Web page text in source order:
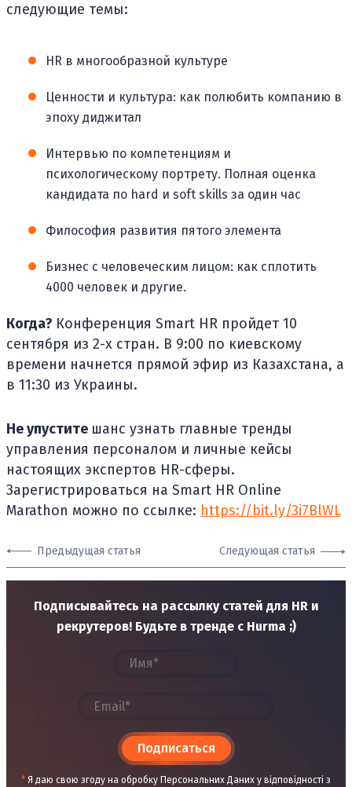
следующие темы:
HR в многообразной культуре
Ценности и культура: как полюбить компанию в
эпоху диджитал
Интервью по компетенциям и
психологическому портрету. Полная оценка
кандидата по hard и soft skills за один час
Философия развития пятого элемента
Бизнес с человеческим лицом: как сплотить
4000 человек и другие.
Когда? Конференция Smart HR пройдет 10
сентября из 2-х стран. В 9:00 по киевскому
времени начнется прямой эфир из Казахстана, а
в 11:30 из Украины.
Не упустите шанс узнать главные тренды
управления персоналом и личные кейсы
настоящих экспертов HR-сферы.
Зарегистрироваться на Smart HR Online
Marathon можно по ссылке: https://bit.ly/3i7BlWL
Предыдущая статья Следующая статья
Подписывайтесь на рассылку статей для HR и
рекрутеров! Будьте в тренде с Hurma ;)
Подписаться
* Я даю свою згоду на обробку Персональних Даних у відповідності з